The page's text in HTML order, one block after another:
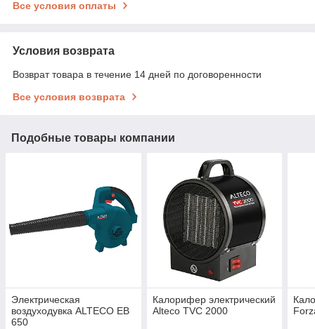
Все условия оплаты
Условия возврата
Возврат товара в течение 14 дней по договоренности
Все условия возврата
Подобные товары компании
Электрическая
воздуходувка ALTECO EB
650
Калорифер электрический
Alteco TVC 2000